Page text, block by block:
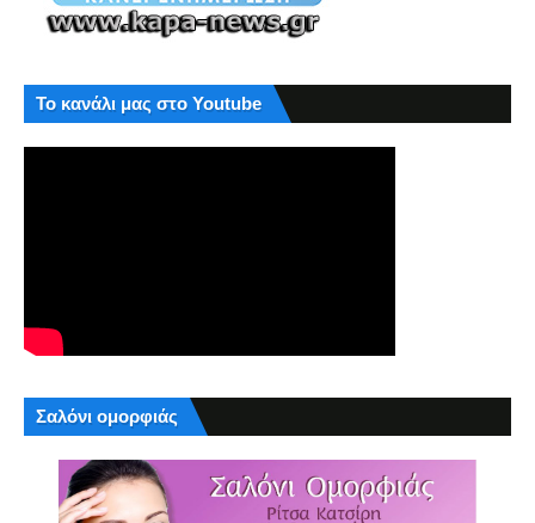
Το κανάλι μας στο Youtube
Σαλόνι ομορφιάς